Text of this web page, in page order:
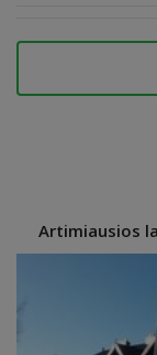
Artimiausios